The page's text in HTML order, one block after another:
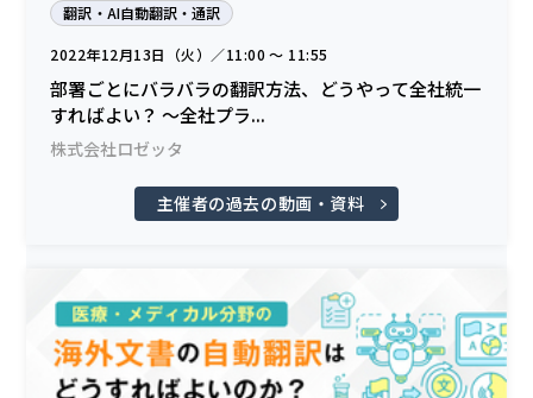
翻訳・AI自動翻訳・通訳
2022年12月13日（火）／11:00 〜 11:55
部署ごとにバラバラの翻訳方法、どうやって全社統一
すればよい？ 〜全社プラ...
株式会社ロゼッタ
主催者の過去の動画・資料